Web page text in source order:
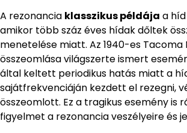
A rezonancia klasszikus példája a
amikor több száz éves hídak dőltek
menetelése miatt. Az 1940-es Tacoma
összeomlása világszerte ismert
által keltett periodikus hatás miatt a
sajátfrekvenciáján kezdett el rezegni,
összeomlott. Ez a tragikus esemény is
figyelmet a rezonancia veszélyeire és